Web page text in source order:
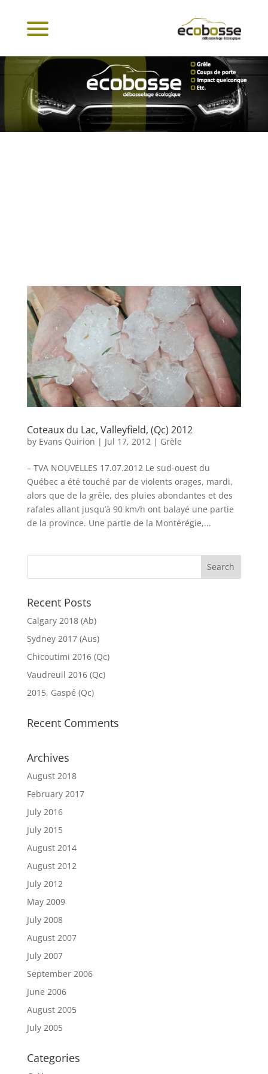
Coteaux du Lac, Valleyfield, (Qc) 2012
by Evans Quirion | Jul 17, 2012 | Grèle
– TVA NOUVELLES 17.07.2012 Le sud-ouest du
Québec a été touché par de violents orages, mardi,
alors que de la grêle, des pluies abondantes et des
rafales allant jusqu’à 90 km/h ont balayé une partie
de la province. Une partie de la Montérégie,...
Recent Posts
Calgary 2018 (Ab)
Sydney 2017 (Aus)
Chicoutimi 2016 (Qc)
Vaudreuil 2016 (Qc)
2015, Gaspé (Qc)
Recent Comments
Archives
August 2018
February 2017
July 2016
July 2015
August 2014
August 2012
July 2012
May 2009
July 2008
August 2007
July 2007
September 2006
June 2006
August 2005
July 2005
Categories